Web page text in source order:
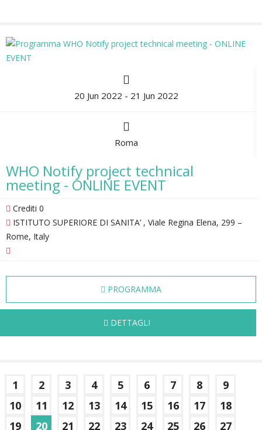
20 Jun 2022 - 21 Jun 2022
Roma
WHO Notify project technical
meeting - ONLINE EVENT
Crediti 0
ISTITUTO SUPERIORE DI SANITA’ , Viale Regina Elena, 299 –
Rome, Italy
PROGRAMMA
DETTAGLI
1 2 3 4 5 6 7 8
9
10
11 12 13 14 15 16 17
18
19
20 21 22 23 24 25 26 27